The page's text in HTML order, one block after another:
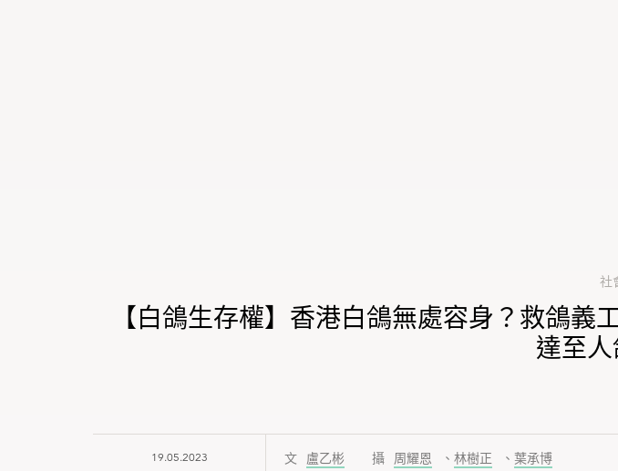
社
【白鴿生存權】香港白鴿無處容身？救鴿
達至
19.05.2023 盧乙彬 周耀恩 、 林樹正 、 葉承博